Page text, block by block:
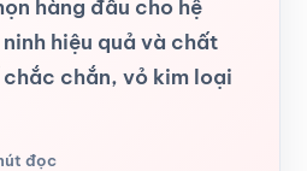
hàng đầu cho hệ
hiệu quả và chất
chắn, vỏ kim loại
đọc